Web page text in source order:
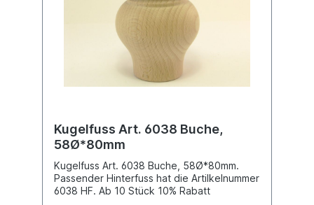
Kugelfuss Art. 6038 Buche,
58Ø*80mm
Kugelfuss Art. 6038 Buche, 58Ø*80mm.
Passender Hinterfuss hat die Artilkelnummer
6038 HF. Ab 10 Stück 10% Rabatt